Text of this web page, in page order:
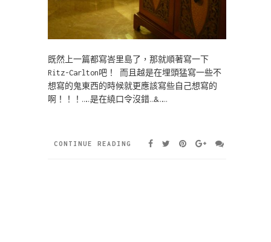
既然上一篇都寫峇里島了，那就順著寫一下
Ritz-Carlton吧！ 而且越是在埋頭猛寫一些不
想寫的鬼東西的時候就更應該寫些自己想寫的
啊！！！……是在繞口令沒錯…&……
CONTINUE READING